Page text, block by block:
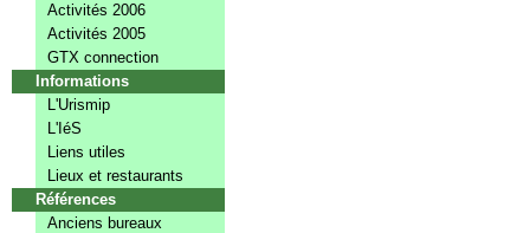
Activités 2006
Activités 2005
GTX connection
Informations
L'Urismip
L'IéS
Liens utiles
Lieux et restaurants
Références
Anciens bureaux